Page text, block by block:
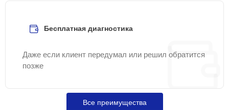
Бесплатная диагностика
Даже если клиент передумал или решил обратится
позже
Все преимущества